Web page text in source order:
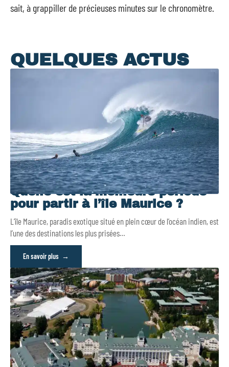
sait, à grappiller de précieuses minutes sur le chronomètre.
QUELQUES ACTUS
Quelle est la meilleure période
pour partir à l’île Maurice ?
L’île Maurice, paradis exotique situé en plein cœur de l’océan indien, est
l’une des destinations les plus prisées…
En savoir plus